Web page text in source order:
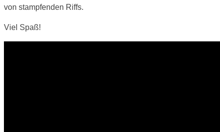
von stampfenden Riffs.
Viel Spaß!